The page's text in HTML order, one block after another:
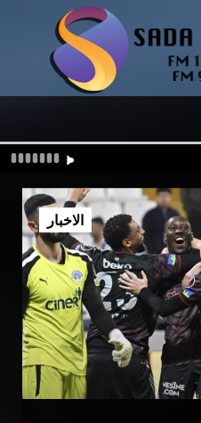
الاخبار